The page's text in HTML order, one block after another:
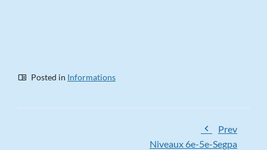
Posted in Informations
Prev
Niveaux 6e-5e-Segpa